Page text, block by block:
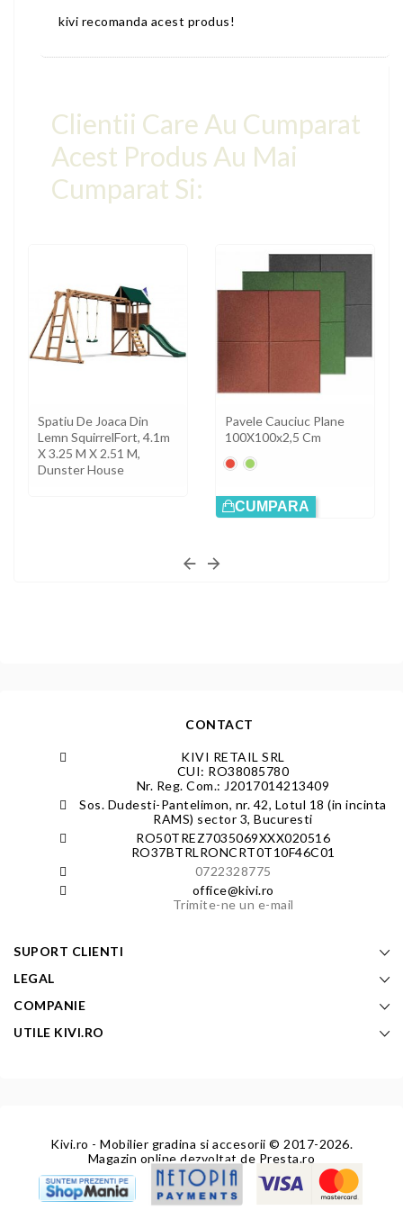
kivi recomanda acest produs!
Clientii Care Au Cumparat
Acest Produs Au Mai
Cumparat Si:
Spatiu De Joaca Din
Lemn SquirrelFort, 4.1m
X 3.25 M X 2.51 M,
Dunster House
Pavele Cauciuc Plane
100X100x2,5 Cm
RoșuVerde
CUMPARA
CONTACT
KIVI RETAIL SRL
CUI: RO38085780
Nr. Reg. Com.: J2017014213409
Sos. Dudesti-Pantelimon, nr. 42, Lotul 18 (in incinta
RAMS) sector 3, Bucuresti
RO50TREZ7035069XXX020516
RO37BTRLRONCRT0T10F46C01
0722328775
office@kivi.ro
Trimite-ne un e-mail
SUPORT CLIENTI
LEGAL
COMPANIE
UTILE KIVI.RO
Kivi.ro - Mobilier gradina si accesorii © 2017-2026.
Magazin online dezvoltat de Presta.ro